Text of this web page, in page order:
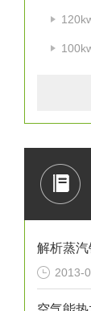
解析蒸
2013-